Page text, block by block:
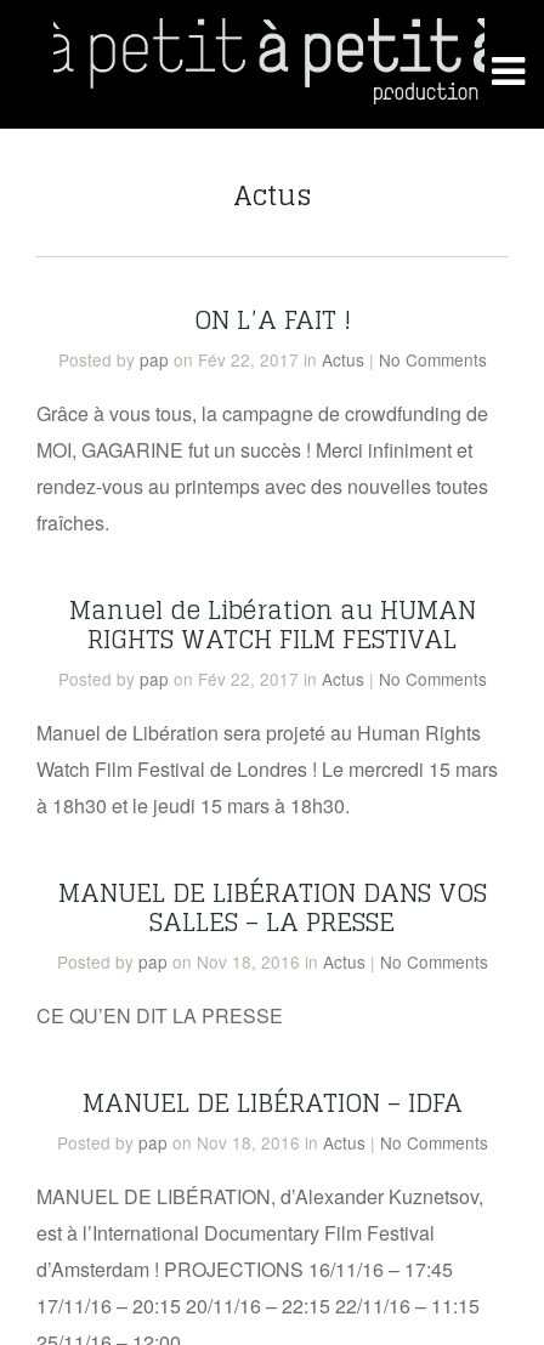
Actus
ON L’A FAIT !
Posted by pap on Fév 22, 2017 in Actus | No Comments
Grâce à vous tous, la campagne de crowdfunding de
MOI, GAGARINE fut un succès ! Merci infiniment et
rendez-vous au printemps avec des nouvelles toutes
fraîches.
Manuel de Libération au HUMAN
RIGHTS WATCH FILM FESTIVAL
Posted by pap on Fév 22, 2017 in Actus | No Comments
Manuel de Libération sera projeté au Human Rights
Watch Film Festival de Londres ! Le mercredi 15 mars
à 18h30 et le jeudi 15 mars à 18h30.
MANUEL DE LIBÉRATION DANS VOS
SALLES – LA PRESSE
Posted by pap on Nov 18, 2016 in Actus | No Comments
CE QU’EN DIT LA PRESSE
MANUEL DE LIBÉRATION – IDFA
Posted by pap on Nov 18, 2016 in Actus | No Comments
MANUEL DE LIBÉRATION, d’Alexander Kuznetsov,
est à l’International Documentary Film Festival
d’Amsterdam ! PROJECTIONS 16/11/16 – 17:45
17/11/16 – 20:15 20/11/16 – 22:15 22/11/16 – 11:15